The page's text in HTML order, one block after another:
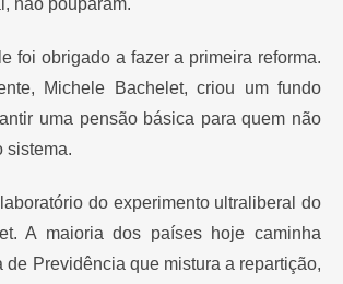
não pouparam.
foi obrigado a fazer a primeira reforma.
Michele Bachelet, criou um fundo
uma pensão básica para quem não
sistema.
do experimento ultraliberal do
A maioria dos países hoje caminha
de Previdência que mistura a repartição,